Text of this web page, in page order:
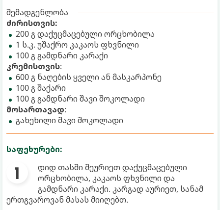
შემადგენლობა
ძირისთვის:
200 გ დაქუცმაცებული ორცხობილა
1 ს.კ. უშაქრო კაკაოს ფხვნილი
100 გ გამდნარი კარაქი
კრემისთვის:
600 გ ნაღების ყველი ან მასკარპონე
100 გ შაქარი
100 გ გამდნარი შავი შოკოლადი
მოსართავად:
გახეხილი შავი შოკოლადი
საფეხურები:
დიდ თასში შეურიეთ დაქუცმაცებული
ორცხობილა, კაკაოს ფხვნილი და
გამდნარი კარაქი. კარგად აურიეთ, სანამ
ერთგვაროვან მასას მიიღებთ.